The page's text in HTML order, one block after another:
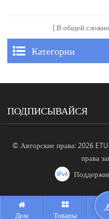
В общей
Категории
ПОДПИСЫВАЙСЯ
© Авторские права: 2026
права
Дом Товары